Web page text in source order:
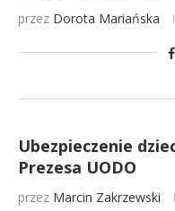
przez Dorota Mariańska
Ubezpieczenie
Prezesa UODO
przez Marcin Zakrzewski